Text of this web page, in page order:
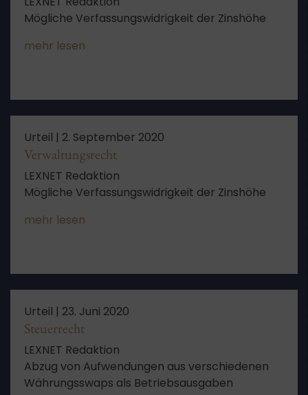
Mögliche Verfassungswidrigkeit der Zinshöhe
mehr lesen
Urteil | 2. September 2020
Verwaltungsrecht
LEXNET Redaktion
Mögliche Verfassungswidrigkeit der Zinshöhe
mehr lesen
Urteil | 23. Juni 2020
Steuerrecht
LEXNET Redaktion
Abzug von Aufwendungen aus verschiedenen
Währungsswaps als Betriebsausgaben